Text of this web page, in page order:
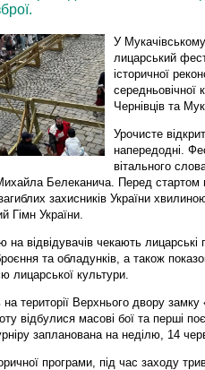
У
лицарський
історичної
середньовічної
Чернівців та
Урочисте
напередодні.
вітального
Белеканича. Перед стартом
захисників України
Гімн України.
відвідувачів чекають лицарські
та обладунків, а також
лицарської культури.
території Верхнього двору
відбулися масові бої та перші
запланована на неділю, 14
програми, під час заходу